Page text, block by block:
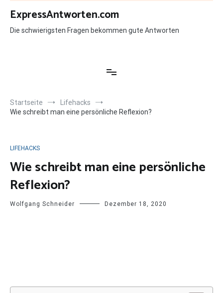
Zum
Inhalt
springen
ExpressAntworten.com
Die schwierigsten Fragen bekommen gute Antworten
Startseite
Lifehacks
Wie schreibt man eine persönliche Reflexion?
LIFEHACKS
Wie schreibt man eine persönliche
Reflexion?
Wolfgang Schneider Dezember 18, 2020